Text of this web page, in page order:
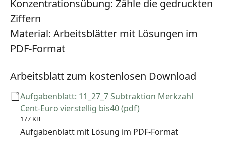
Konzentrationsübung: Zähle die gedruckten
Ziffern
Material: Arbeitsblätter mit Lösungen im
PDF-Format
Arbeitsblatt zum kostenlosen Download
Aufgabenblatt: 11_27_7 Subtraktion Merkzahl
Cent-Euro vierstellig bis40 (pdf)
177 KB
Aufgabenblatt mit Lösung im PDF-Format